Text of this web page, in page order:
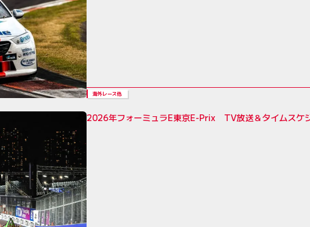
海外レース他
2026年フォーミュラE東京E-Prix TV放送＆タイムスケ